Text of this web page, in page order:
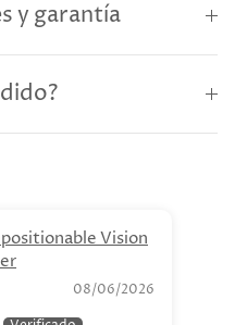
y garantía
Vision
08/06/2026